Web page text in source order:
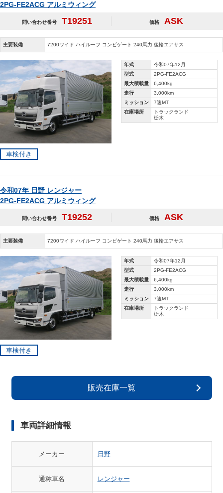
2PG-FE2ACG アルミウィング
問い合わせ番号 T19251 価格 ASK
主要装備 7200ワイド ハイルーフ コンビゲート 240馬力 後輪エアサス
年式
令和07年12月
型式
2PG-FE2ACG
最大積載量
6,400kg
走行
3,000km
ミッション
7速MT
在庫場所
トラックランド
栃木
車検付き
令和07年 日野 レンジャー
2PG-FE2ACG アルミウィング
問い合わせ番号 T19252 価格 ASK
主要装備 7200ワイド ハイルーフ コンビゲート 240馬力 後輪エアサス
年式
令和07年12月
型式
2PG-FE2ACG
最大積載量
6,400kg
走行
3,000km
ミッション
7速MT
在庫場所
トラックランド
栃木
車検付き
販売在庫一覧
車両詳細情報
メーカー 日野
通称車名 レンジャー